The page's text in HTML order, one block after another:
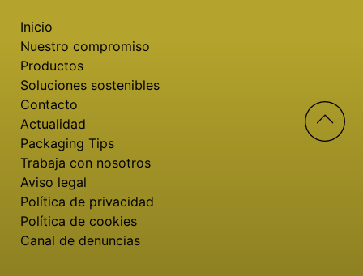
Inicio
Nuestro compromiso
Productos
Soluciones sostenibles
Contacto
Actualidad
Packaging Tips
Trabaja con nosotros
Aviso legal
Política de privacidad
Política de cookies
Canal de denuncias